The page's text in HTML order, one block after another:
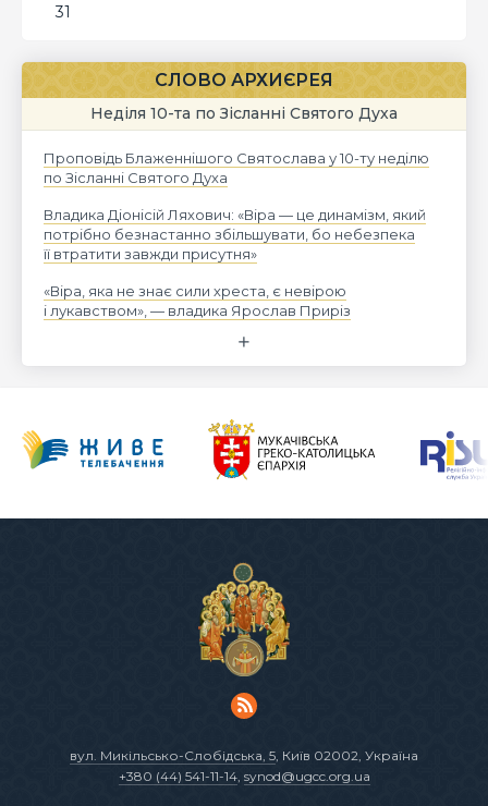
31
СЛОВО АРХИЄРЕЯ
Неділя 10-та по Зісланні Святого Духа
Проповідь Блаженнішого Святослава у 10-ту неділю
по Зісланні Святого Духа
Владика Діонісій Ляхович: «Віра — це динамізм, який
потрібно безнастанно збільшувати, бо небезпека
її втратити завжди присутня»
«Віра, яка не знає сили хреста, є невірою
і лукавством», — владика Ярослав Приріз
вул. Микільсько-Слобідська, 5 , Київ 02002, Україна
+380 (44) 541-11-14, synod@ugcc.org.ua